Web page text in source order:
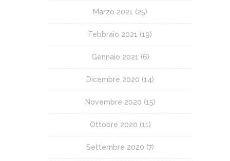
Marzo 2021 (25)
Febbraio 2021 (19)
Gennaio 2021 (6)
Dicembre 2020 (14)
Novembre 2020 (15)
Ottobre 2020 (11)
Settembre 2020 (7)